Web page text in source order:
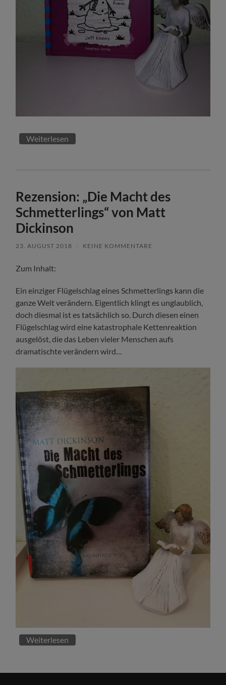
Weiterlesen
Rezension: „Die Macht des
Schmetterlings“ von Matt
Dickinson
23. AUGUST 2018 KEINE KOMMENTARE
Zum Inhalt:
Ein einziger Flügelschlag eines Schmetterlings kann die
ganze Welt verändern. Eigentlich klingt es unglaublich,
doch diesmal ist es tatsächlich so. Durch diesen einen
Flügelschlag wird eine katastrophale Kettenreaktion
ausgelöst, die das Leben vieler Menschen aufs
dramatischte verändern wird…
Weiterlesen